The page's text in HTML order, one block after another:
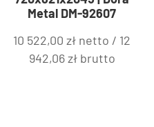
Metal DM-92607
10 522,00zł netto / 12
942,06złbrutto